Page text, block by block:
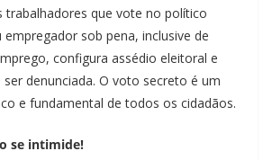
trabalhadores que vote no político
sob pena, inclusive de
configura assédio eleitoral e
denunciada. O voto secreto é um
e fundamental de todos os cidadãos.
se intimide!